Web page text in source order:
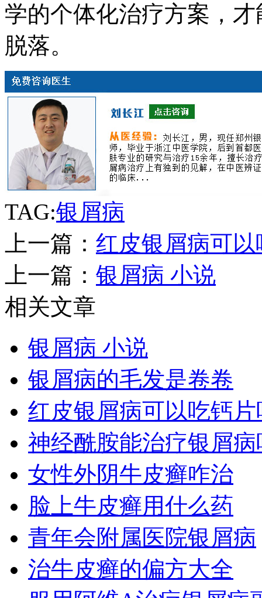
学的个体化治疗方案，
脱落。
TAG:银屑病
上一篇： 红皮银屑病可
上一篇： 银屑病 小说
相关文章
银屑病 小说
银屑病的毛发是卷卷
红皮银屑病可以吃钙片
神经酰胺能治疗银屑病
女性外阴牛皮癣咋治
脸上牛皮癣用什么药
青年会附属医院银屑病
治牛皮癣的偏方大全